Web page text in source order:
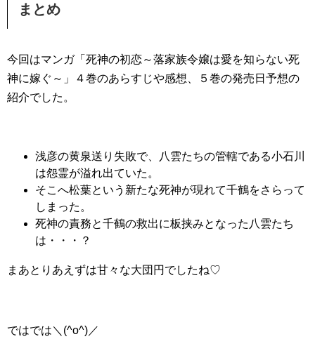
まとめ
今回はマンガ「死神の初恋～落家族令嬢は愛を知らない死
神に嫁ぐ～」４巻のあらすじや感想、５巻の発売日予想の
紹介でした。
浅彦の黄泉送り失敗で、八雲たちの管轄である小石川
は怨霊が溢れ出ていた。
そこへ松葉という新たな死神が現れて千鶴をさらって
しまった。
死神の責務と千鶴の救出に板挟みとなった八雲たち
は・・・？
まあとりあえずは甘々な大団円でしたね♡
ではでは＼(^o^)／